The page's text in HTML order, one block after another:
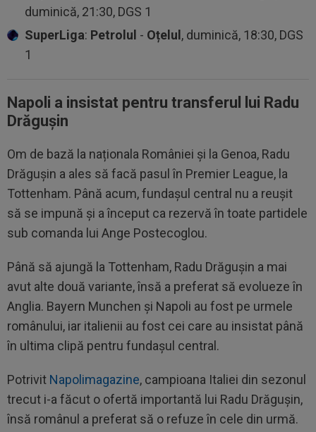
duminică, 21:30, DGS 1
SuperLiga: Petrolul - Oțelul, duminică, 18:30, DGS
1
Napoli a insistat pentru transferul lui Radu
Drăgușin
Om de bază la naționala României și la Genoa, Radu
Drăgușin a ales să facă pasul în Premier League, la
Tottenham. Până acum, fundașul central nu a reușit
să se impună și a început ca rezervă în toate partidele
sub comanda lui Ange Postecoglou.
Până să ajungă la Tottenham, Radu Drăgușin a mai
avut alte două variante, însă a preferat să evolueze în
Anglia. Bayern Munchen și Napoli au fost pe urmele
românului, iar italienii au fost cei care au insistat până
în ultima clipă pentru fundașul central.
Potrivit Napolimagazine, campioana Italiei din sezonul
trecut i-a făcut o ofertă importantă lui Radu Drăgușin,
însă românul a preferat să o refuze în cele din urmă.